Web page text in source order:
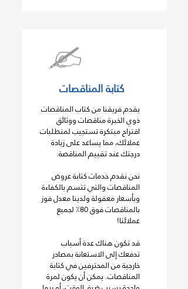
كتابة المناقصات
يقدم فريقنا من كتاب المناقصات
ذوي الخبرة مناقصات ووثائق
اقتراح مبتكرة تستجيب لمتطلبات
عملائك، مما يساعد على زيادة
درجتك عند تقييم المناقصة.
نحن نقدم خدمات كتابة عروض
المناقصات والتي تتسم بالكفاءة
وبأسعار معقولة ولدينا معدل فوز
بالمناقصات فوق 80٪ لجميع
عملائنا!
قد تكون هناك عدة أسباب
تدفعك إلى الاستعانة بمصادر
خارجية من المحترفين في كتابة
المناقصات. يمكن أن يكون لمرة